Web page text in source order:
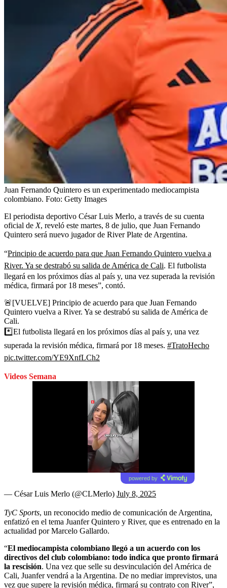
Juan Fernando Quintero es un experimentado mediocampista
colombiano. Foto: Getty Images
El periodista deportivo César Luis Merlo, a través de su cuenta
oficial de X, reveló este martes, 8 de julio, que Juan Fernando
Quintero será nuevo jugador de River Plate de Argentina.
“Principio de acuerdo para que Juan Fernando Quintero vuelva a
River. Ya se destrabó su salida de América de Cali. El futbolista
llegará en los próximos días al país y, una vez superada la revisión
médica, firmará por 18 meses”, contó.
🚨[VUELVE] Principio de acuerdo para que Juan Fernando
Quintero vuelva a River. Ya se destrabó su salida de América de
Cali.
*️⃣El futbolista llegará en los próximos días al país y, una vez
superada la revisión médica, firmará por 18 meses. #TratoHecho
pic.twitter.com/YE9XnfLCh2
Videos Semana
powered by
— César Luis Merlo (@CLMerlo) July 8, 2025
TyC Sports, un reconocido medio de comunicación de Argentina,
enfatizó en el tema Juanfer Quintero y River, que es entrenado en la
actualidad por Marcelo Gallardo.
“El mediocampista colombiano llegó a un acuerdo con los
directivos del club colombiano: todo indica que pronto firmará
la rescisión. Una vez que selle su desvinculación del América de
Cali, Juanfer vendrá a la Argentina. De no mediar imprevistos, una
vez que supere la revisión médica, firmará su contrato con River”,